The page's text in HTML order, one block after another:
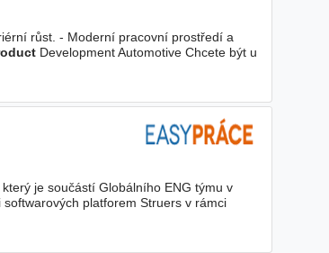
růst. - Moderní pracovní prostředí a
Development Automotive Chcete být u
je součástí Globálního ENG týmu v
platforem Struers v rámci